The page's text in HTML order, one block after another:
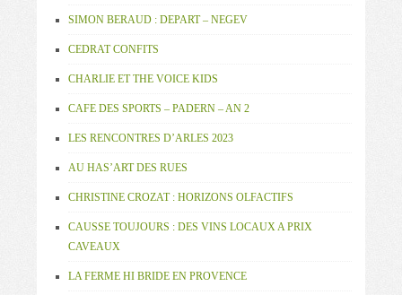
SIMON BERAUD : DEPART – NEGEV
CEDRAT CONFITS
CHARLIE ET THE VOICE KIDS
CAFE DES SPORTS – PADERN – AN 2
LES RENCONTRES D’ARLES 2023
AU HAS’ART DES RUES
CHRISTINE CROZAT : HORIZONS OLFACTIFS
CAUSSE TOUJOURS : DES VINS LOCAUX A PRIX
CAVEAUX
LA FERME HI BRIDE EN PROVENCE